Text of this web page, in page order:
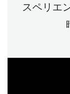
スペリエ